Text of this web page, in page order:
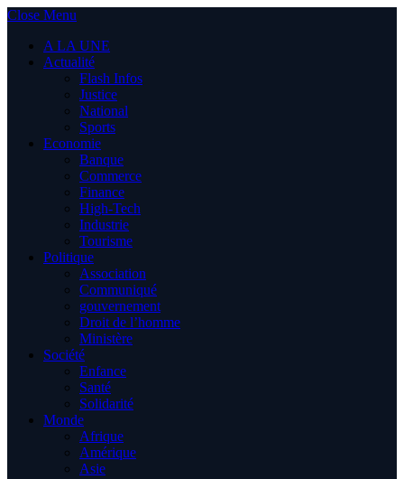
Close Menu
A LA UNE
Actualité
Flash Infos
Justice
National
Sports
Economie
Banque
Commerce
Finance
High-Tech
Industrie
Tourisme
Politique
Association
Communiqué
gouvernement
Droit de l’homme
Ministère
Société
Enfance
Santé
Solidarité
Monde
Afrique
Amérique
Asie